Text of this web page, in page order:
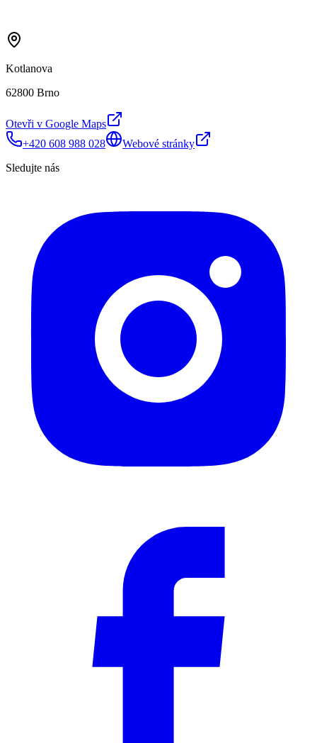
Kotlanova
62800 Brno
Otevři v Google Maps
+420 608 988 028
Webové stránky
Sledujte nás